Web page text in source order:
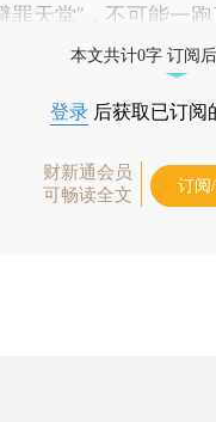
罪天堂”，不可能一跑
本文共计0字 订阅
登录 后获取已订阅
财新通会员
可畅读全文
订阅